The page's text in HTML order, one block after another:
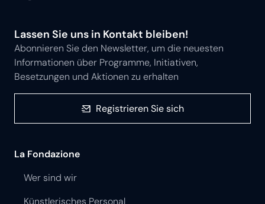
Folgen Sie uns auf
Abonnieren Sie den Newsletter, um die neuesten
Besetzungen und Aktionen zu erhalten